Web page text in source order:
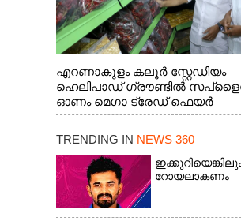
എറണാകുളം കലൂർ സ്റ്റേഡിയം
ഹെലിപാഡ് ഗ്രൗണ്ടിൽ
ഓണം മെഗാ ട്രേഡ് ഫെയർ
സംസ്ഥാനതല ഉദ്ഘാടനം
സതീശൻ. മന്ത്രി അനൂപ് ജേക്കബ്
TRENDING IN NEWS 360
റോയലാകണം